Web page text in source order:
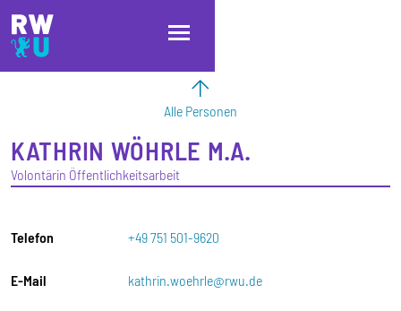
Direkt zum Inhalt
Direkt zur Hauptnavigation
Direkt zum Fußbereich
Alle Personen
KATHRIN WÖHRLE M.A.
Volontärin Öffentlichkeitsarbeit
Telefon +49 751 501-9620
E-Mail kathrin.woehrle@rwu.de